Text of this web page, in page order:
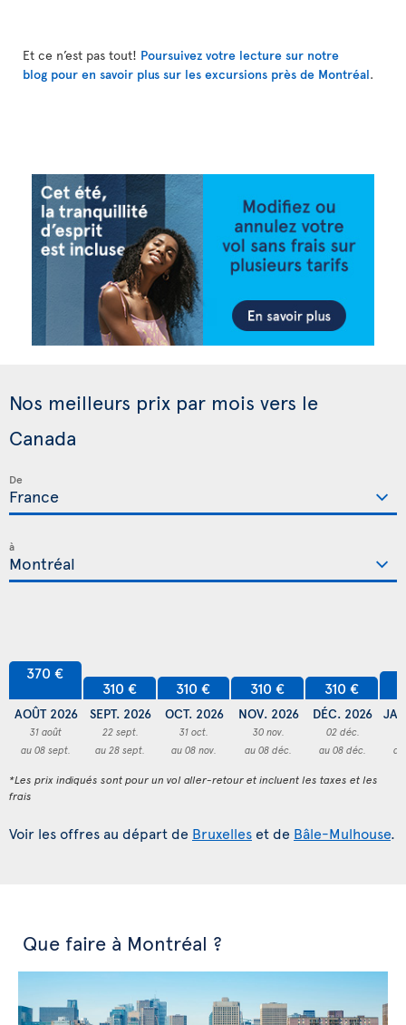
Et ce n’est pas tout! Poursuivez votre lecture sur notre
blog pour en savoir plus sur les excursions près de Montréal.
Nos meilleurs prix par mois vers le
Canada
De
à
370 €
AOÛT 2026
31 août
au 08 sept.
310 €
SEPT. 2026
22 sept.
au 28 sept.
310 €
OCT. 2026
31 oct.
au 08 nov.
310 €
NOV. 2026
30 nov.
au 08 déc.
310 €
DÉC. 2026
02 déc.
au 08 déc.
*Les prix indiqués sont pour un vol aller-retour et incluent les taxes et les
frais
Voir les offres au départ de Bruxelles et de Bâle-Mulhouse.
Que faire à Montréal ?